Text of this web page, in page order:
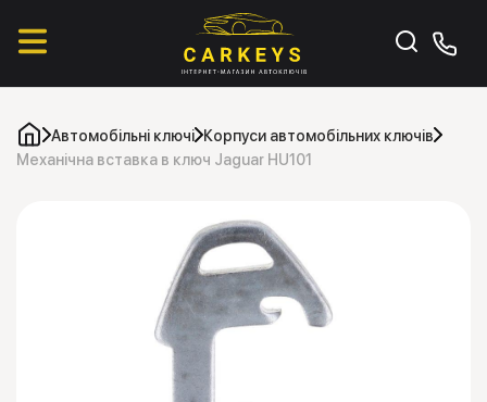
Автомобільні ключі
Корпуси автомобільних ключів
Механічна вставка в ключ Jaguar HU101